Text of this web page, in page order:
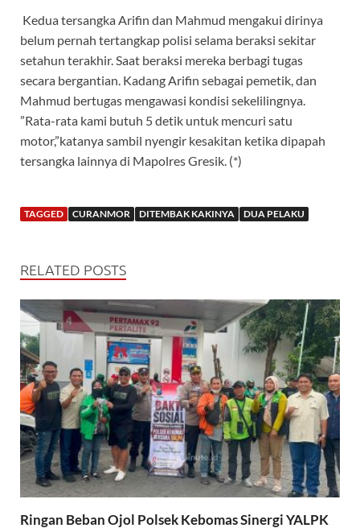
Kedua tersangka Arifin dan Mahmud mengakui dirinya
belum pernah tertangkap polisi selama beraksi sekitar
setahun terakhir. Saat beraksi mereka berbagi tugas
secara bergantian. Kadang Arifin sebagai pemetik, dan
Mahmud bertugas mengawasi kondisi sekelilingnya.
”Rata-rata kami butuh 5 detik untuk mencuri satu
motor,”katanya sambil nyengir kesakitan ketika dipapah
tersangka lainnya di Mapolres Gresik. (*)
TAGGED CURANMOR DITEMBAK KAKINYA DUA PELAKU
RELATED POSTS
Ringan Beban Ojol Polsek Kebomas Sinergi YALPK